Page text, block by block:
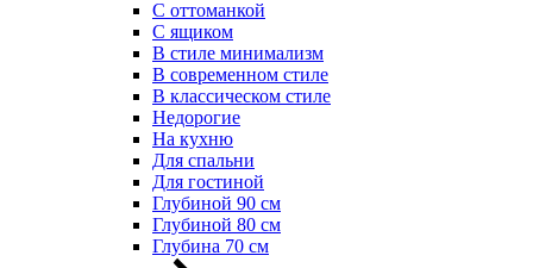
С оттоманкой
С ящиком
В стиле минимализм
В современном стиле
В классическом стиле
Недорогие
На кухню
Для спальни
Для гостиной
Глубиной 90 см
Глубиной 80 см
Глубина 70 см